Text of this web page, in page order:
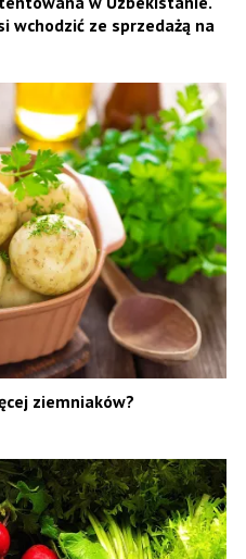
wchodzić ze sprzedażą na
ziemniaków?